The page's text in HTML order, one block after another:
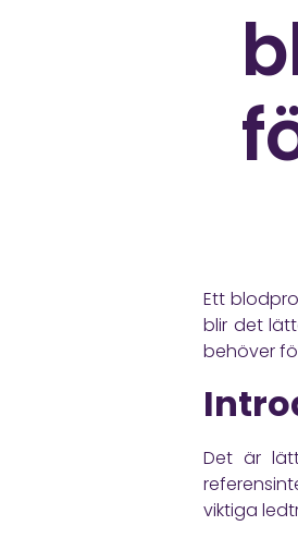
Ett
blir det
behöver
Det är
viktiga